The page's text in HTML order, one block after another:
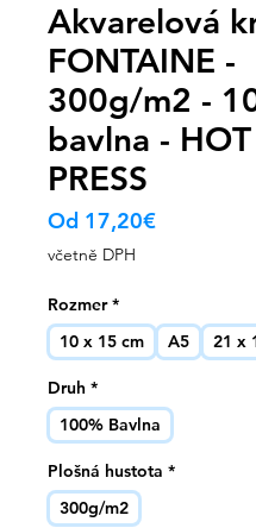
Akvarelová
FONTAINE -
300g/m2 -
bavlna - HOT
PRESS
Od 17,20€
včetně DPH
Rozmer *
10 x 15 cm
A5 21 x
Druh *
100% Bavlna
Plošná hustota *
300g/m2